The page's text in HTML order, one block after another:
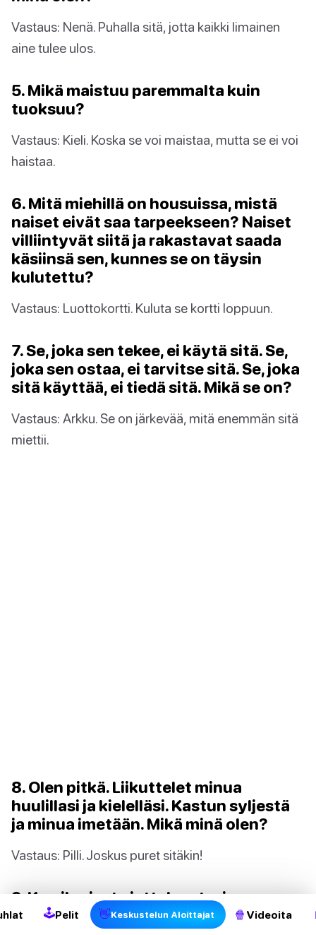
2
Vastaus: Nenä. Puhalla sitä, jotta kaikki limainen
aine tulee ulos.
5. Mikä maistuu paremmalta kuin
tuoksuu?
Vastaus: Kieli. Koska se voi maistaa, mutta se ei voi
haistaa.
6. Mitä miehillä on housuissa, mistä
naiset eivät saa tarpeekseen? Naiset
villiintyvät siitä ja rakastavat saada
käsiinsä sen, kunnes se on täysin
kulutettu?
Vastaus: Luottokortti. Kuluta se kortti loppuun.
7. Se, joka sen tekee, ei käytä sitä. Se,
joka sen ostaa, ei tarvitse sitä. Se, joka
sitä käyttää, ei tiedä sitä. Mikä se on?
Vastaus: Arkku. Se on järkevää, mitä enemmän sitä
miettii.
8. Olen pitkä. Liikuttelet minua
huulillasi ja kielelläsi. Kastun syljestä
ja minua imetään. Mikä minä olen?
Vastaus: Pilli. Joskus puret sitäkin!
9. Kun ihmiset ajattelevat minua, sana
“kyttyrä” tulee mieleen. Minut voi
🕹Pelit 👋Keskustelun Aloittajat 🍿 Videoita